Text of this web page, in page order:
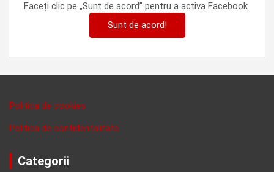
Faceți clic pe „Sunt de acord” pentru a activa Facebook
Sunt de acord!
Politica de cookies
Politica de confidentalitate
Categorii